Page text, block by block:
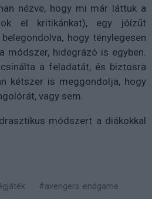
nézve, hogy mi már láttuk a
el kritikánkat), egy jóízűt
hogy ténylegesen
módszer, hidegrázó is egyben.
a feladatát, és biztosra
kétszer is meggondolja, hogy
vagy sem.
módszert a diákokkal
#avengers: endgame